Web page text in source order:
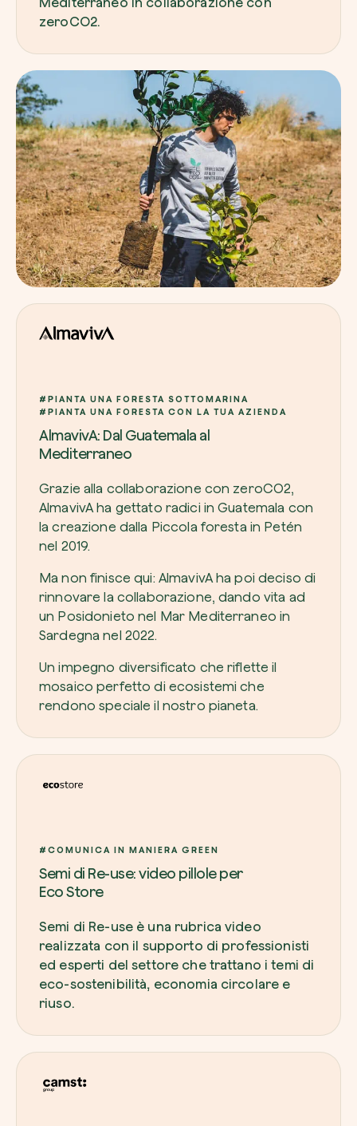
zeroCO2.
#PIANTA UNA FORESTA SOTTOMARINA
#PIANTA UNA FORESTA CON LA TUA AZIENDA
AlmavivA: Dal Guatemala al
Mediterraneo
Grazie alla collaborazione con zeroCO2
AlmavivA ha gettato radici in Guatemala con
la creazione dalla Piccola foresta in Petén
nel 2019.
Ma non finisce qui: AlmavivA ha poi deciso di
rinnovare la collaborazione, dando vita ad
un Posidonieto nel Mar Mediterraneo in
Sardegna nel 2022.
Un impegno diversificato che riflette il
mosaico perfetto di ecosistemi che
rendono speciale il nostro pianeta.
#COMUNICA IN MANIERA GREEN
Semi di Re-use: video pillole per
Eco Store
Semi di Re-use è una rubrica video
realizzata con il supporto di professionisti
ed esperti del settore che trattano i temi di
eco-sostenibilità, economia circolare e
riuso.